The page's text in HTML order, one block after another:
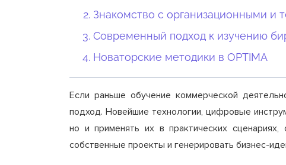
Знакомство с организационными и
Современный подход к изучению
Новаторские методики в OPTIMA
Если раньше обучение коммерческой
подход. Новейшие технологии, цифровые
но и применять их в практических
собственные проекты и генерировать бизнес-